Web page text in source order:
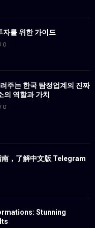
자를 위한 가이드
0
주는 한국 탐정업계의 진짜
의 역할과 가치
0
，了解中文版 Telegram
Stunning